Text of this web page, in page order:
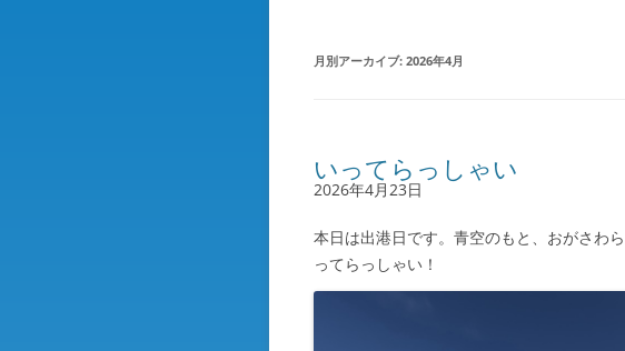
月別アーカイブ: 2026年4月
いってらっしゃい
2026年4月23日
本日は出港日です。青空のもと、おがさわ
ってらっしゃい！